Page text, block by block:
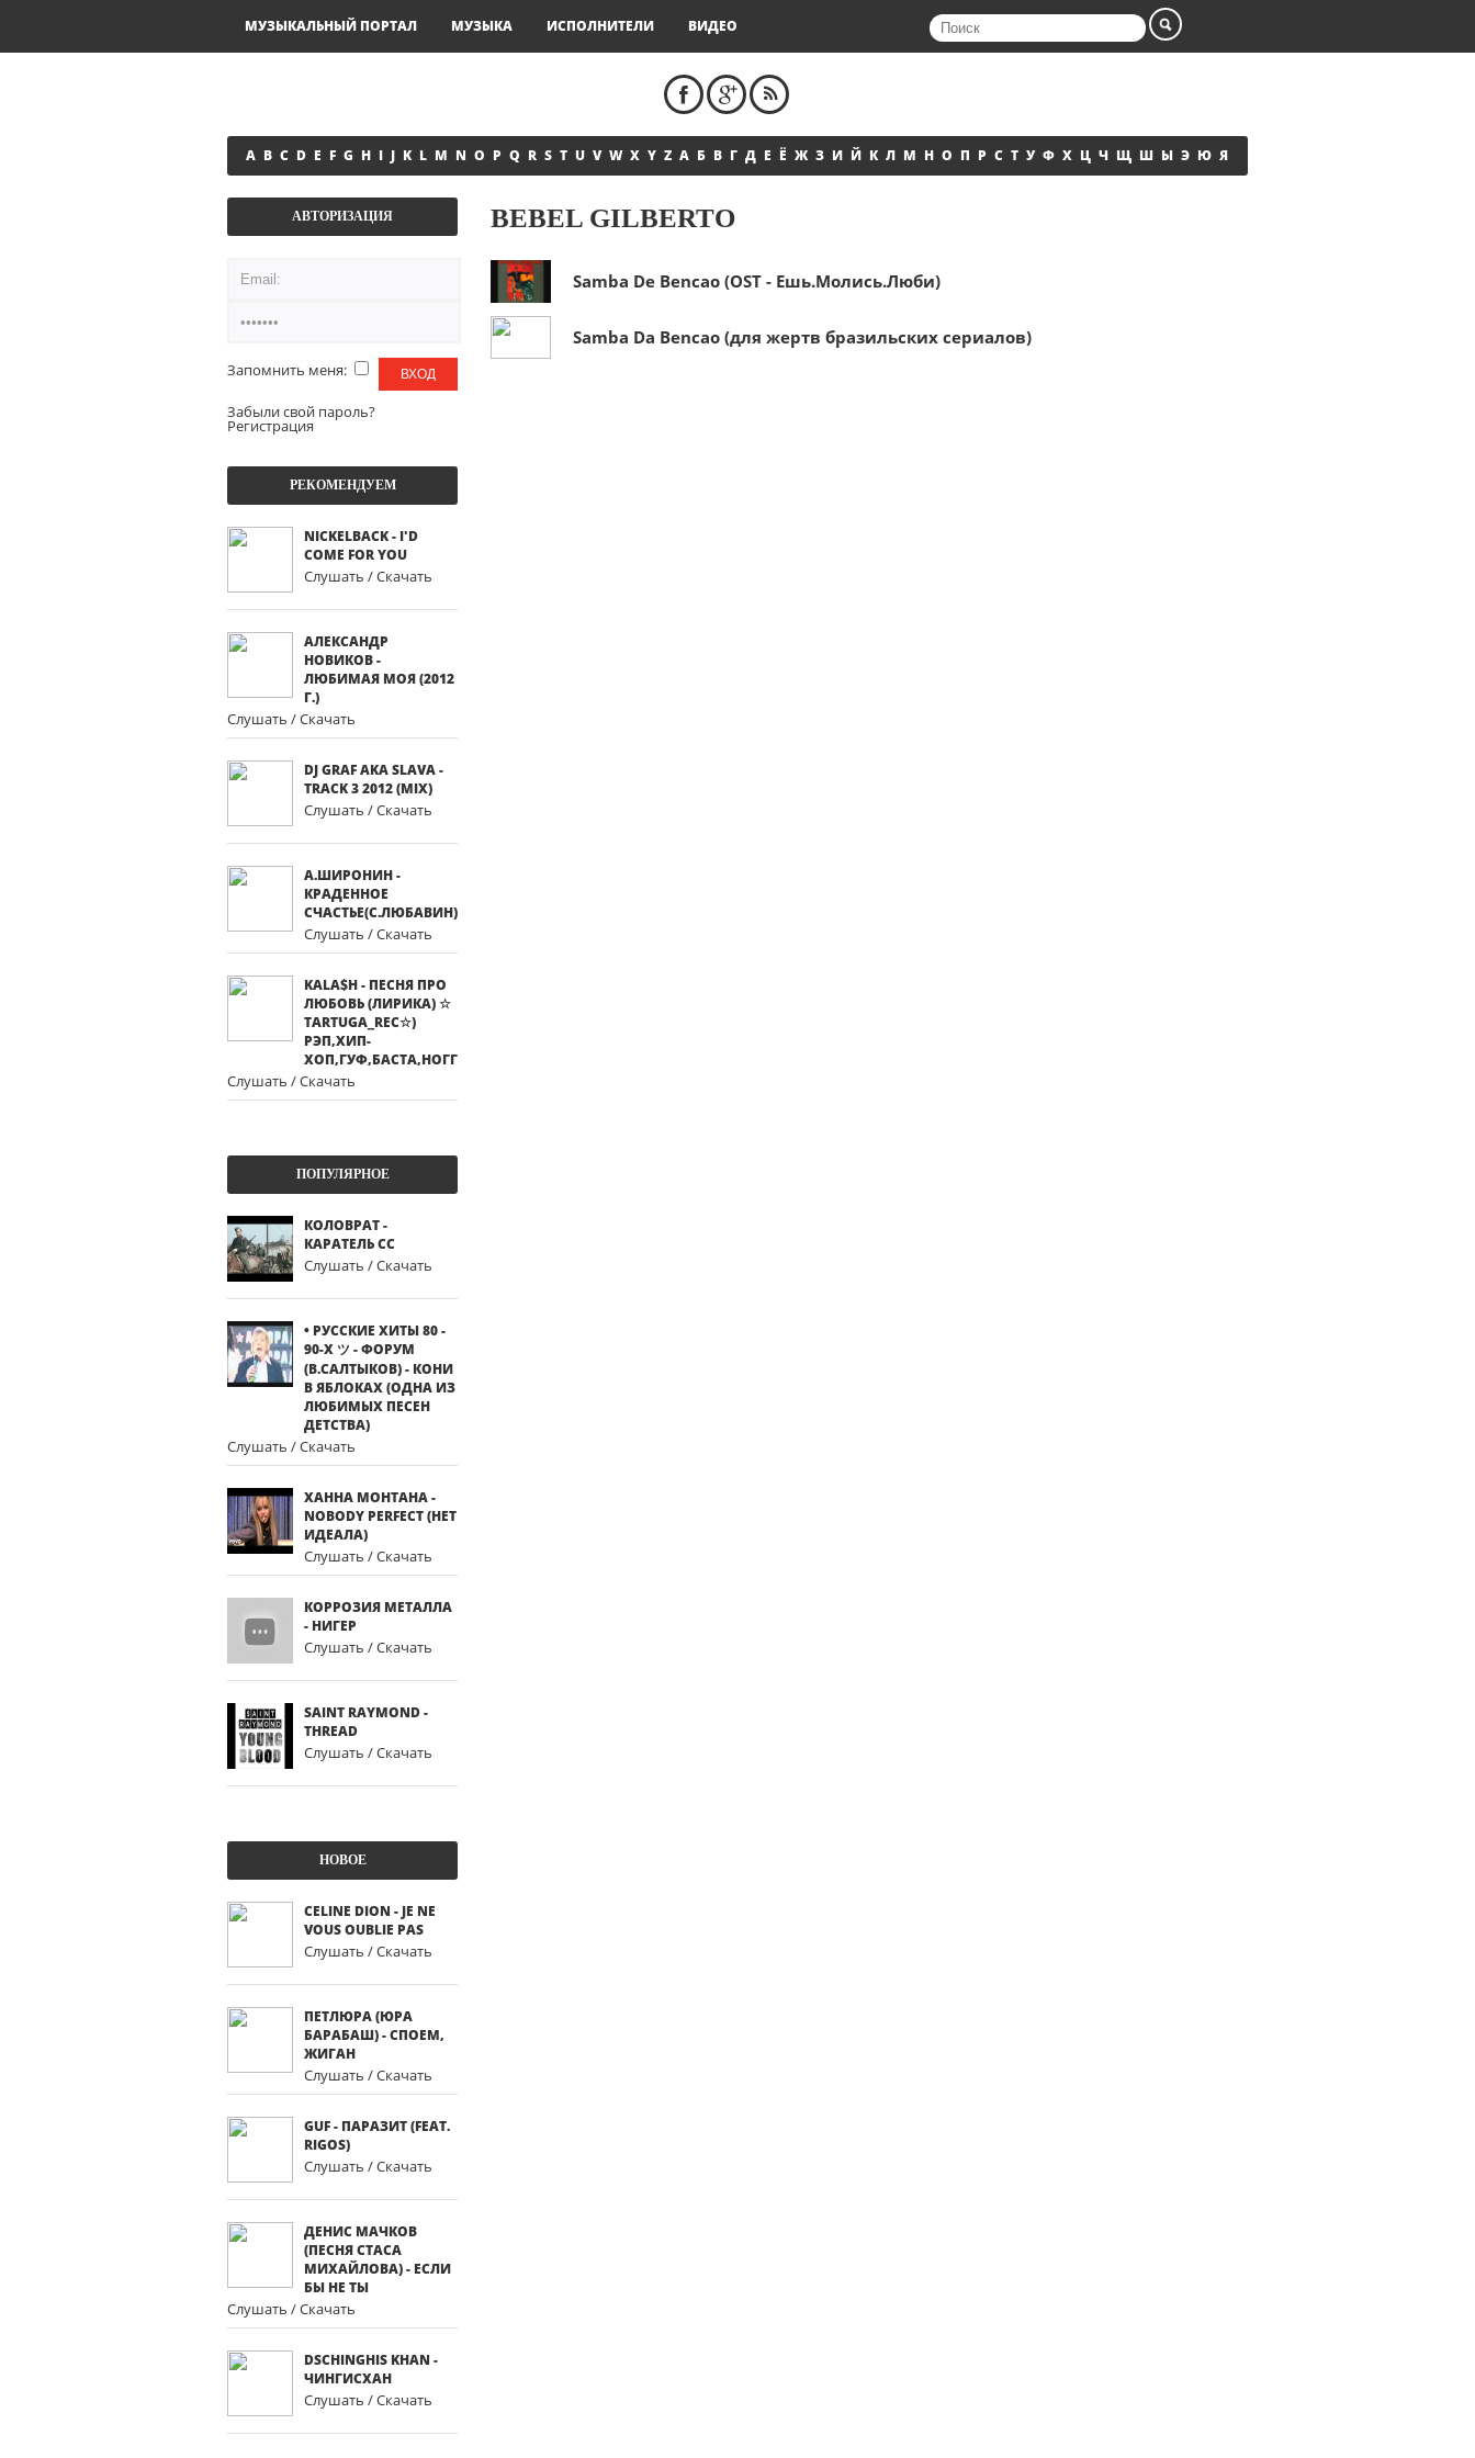
МУЗЫКАЛЬНЫЙ ПОРТАЛ МУЗЫКА ИСПОЛНИТЕЛИ ВИДЕО
A B C D E F G H I J K L M N O P Q R S T U V W X Y Z А Б В Г Д Е Ё Ж З И Й К Л М Н О П Р С Т У Ф Х Ц Ч Щ Ш Ы Э Ю Я
АВТОРИЗАЦИЯ
Запомнить меня:
Забыли свой пароль?
Регистрация
РЕКОМЕНДУЕМ
NICKELBACK - I'D
COME FOR YOU
Слушать / Скачать
АЛЕКСАНДР
НОВИКОВ -
ЛЮБИМАЯ МОЯ (2012
Г.)
Слушать / Скачать
DJ GRAF AKA SLAVA -
TRACK 3 2012 (MIX)
Слушать / Скачать
А.ШИРОНИН -
КРАДЕННОЕ
СЧАСТЬЕ(С.ЛЮБАВИН)
Слушать / Скачать
KALA$H - ПЕСНЯ ПРО
ЛЮБОВЬ (ЛИРИКА) ☆
TARTUGA_REC☆)
РЭП,ХИП-
ХОП,ГУФ,БАСТА,НОГГАНО,АК-47,МИНУС,МИНУСА,ЛИРИКА
Слушать / Скачать
ПОПУЛЯРНОЕ
КОЛОВРАТ -
КАРАТЕЛЬ СС
Слушать / Скачать
• РУССКИЕ ХИТЫ 80 -
90-Х ツ - ФОРУМ
(В.САЛТЫКОВ) - КОНИ
В ЯБЛОКАХ (ОДНА ИЗ
ЛЮБИМЫХ ПЕСЕН
ДЕТСТВА)
Слушать / Скачать
ХАННА МОНТАНА -
NOBODY PERFECT (НЕТ
ИДЕАЛА)
Слушать / Скачать
КОРРОЗИЯ МЕТАЛЛА
- НИГЕР
Слушать / Скачать
SAINT RAYMOND -
THREAD
Слушать / Скачать
НОВОЕ
CELINE DION - JE NE
VOUS OUBLIE PAS
Слушать / Скачать
ПЕТЛЮРА (ЮРА
БАРАБАШ) - СПОЕМ,
ЖИГАН
Слушать / Скачать
GUF - ПАРАЗИТ (FEAT.
RIGOS)
Слушать / Скачать
ДЕНИС МАЧКОВ
(ПЕСНЯ СТАСА
МИХАЙЛОВА) - ЕСЛИ
БЫ НЕ ТЫ
Слушать / Скачать
DSCHINGHIS KHAN -
ЧИНГИСХАН
Слушать / Скачать
BEBEL GILBERTO
Samba De Bencao (OST - Ешь.Молись.Люби)
Samba Da Bencao (для жертв бразильских сериалов)